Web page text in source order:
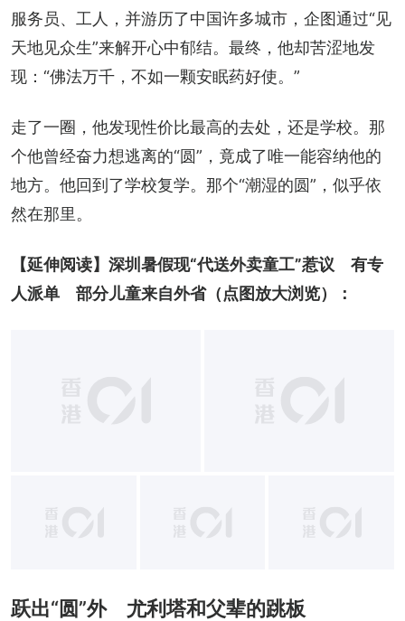
服务员、工人，并游历了中国许多城市，企图通过“见
天地见众生”来解开心中郁结。最终，他却苦涩地发
现：“佛法万千，不如一颗安眠药好使。”
走了一圈，他发现性价比最高的去处，还是学校。那
个他曾经奋力想逃离的“圆”，竟成了唯一能容纳他的
地方。他回到了学校复学。那个“潮湿的圆”，似乎依
然在那里。
【延伸阅读】深圳暑假现“代送外卖童工”惹议　有专
人派单　部分儿童来自外省（点图放大浏览）：
+ 17
跃出“圆”外 尤利塔和父辈的跳板